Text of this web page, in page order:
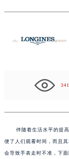
伴随着生活水平的提高
便了人们观看时间，而且
会导致手表走时不准，下面